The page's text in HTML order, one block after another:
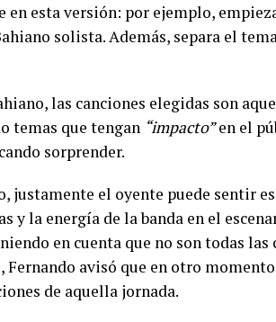
en esta versión: por ejemplo,
solista. Además, separa el
las canciones elegidas son
temas que tengan “impacto”en el
sorprender.
justamente el oyente puede sentir
y la energía de la banda en el
en cuenta que no son todas
Fernando avisó que en otro momento
de aquella jornada.